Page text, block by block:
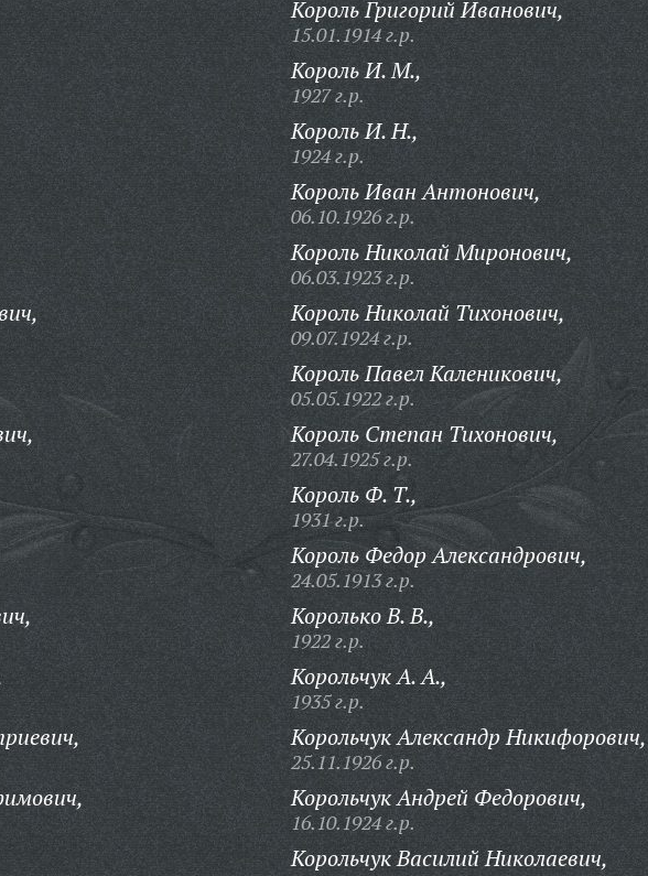
Король Григорий Иванович,
15.01.1914 г.р.
Король И. М.,
1927 г.р.
Король И. Н.,
1924 г.р.
Король Иван Антонович,
06.10.1926 г.р.
Король Николай Миронович,
06.03.1923 г.р.
Король Николай Тихонович,
09.07.1924 г.р.
Король Павел Каленикович,
05.05.1922 г.р.
Король Степан Тихонович,
27.04.1925 г.р.
Король Ф. Т.,
1931 г.р.
Король Федор Александрович,
24.05.1913 г.р.
Королько В. В.,
1922 г.р.
Корольчук А. А.,
1935 г.р.
Корольчук Александр Никифорович,
25.11.1926 г.р.
Корольчук Андрей Федорович,
16.10.1924 г.р.
Корольчук Василий Николаевич,